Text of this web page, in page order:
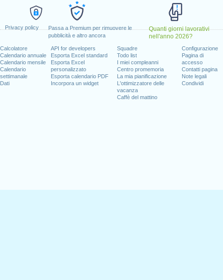
Privacy policy
Passa a Premium per rimuovere le
pubblicità e altro ancora
Quanti giorni lavorativi
nell'anno 2026?
Calcolatore
Calendario annuale
Calendario mensile
Calendario
settimanale
Dati
API for developers
Esporta Excel standard
Esporta Excel
personalizzato
Esporta calendario PDF
Incorpora un widget
Squadre
Todo list
I miei compleanni
Centro promemoria
La mia pianificazione
L'ottimizzatore delle
vacanza
Caffè del mattino
Configurazione
Pagina di
accesso
Contatti pagina
Note legali
Condividi
2020
fine settimana
1 agosto, 2020
2020